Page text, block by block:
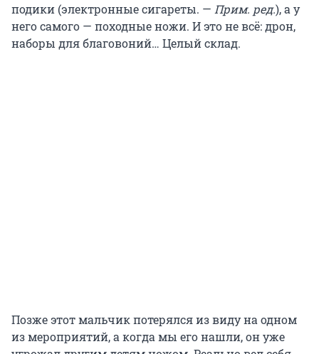
подики (электронные сигареты. — Прим. ред.), а у
него самого — походные ножи. И это не всё: дрон,
наборы для благовоний… Целый склад.
Позже этот мальчик потерялся из виду на одном
из мероприятий, а когда мы его нашли, он уже